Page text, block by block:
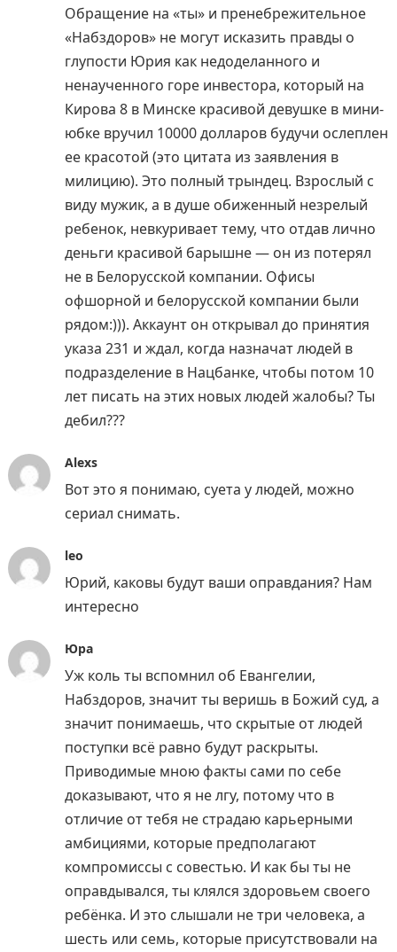
Обращение на «ты» и пренебрежительное
«Набздоров» не могут исказить правды о
глупости Юрия как недоделанного и
ненаученного горе инвестора, который на
Кирова 8 в Минске красивой девушке в мини-
юбке вручил 10000 долларов будучи ослеплен
ее красотой (это цитата из заявления в
милицию). Это полный трындец. Взрослый с
виду мужик, а в душе обиженный незрелый
ребенок, невкуривает тему, что отдав лично
деньги красивой барышне — он из потерял
не в Белорусской компании. Офисы
офшорной и белорусской компании были
рядом:))). Аккаунт он открывал до принятия
указа 231 и ждал, когда назначат людей в
подразделение в Нацбанке, чтобы потом 10
лет писать на этих новых людей жалобы? Ты
дебил???
Alexs
Вот это я понимаю, суета у людей, можно
сериал снимать.
leo
Юрий, каковы будут ваши оправдания? Нам
интересно
Юра
Уж коль ты вспомнил об Евангелии,
Набздоров, значит ты веришь в Божий суд, а
значит понимаешь, что скрытые от людей
поступки всё равно будут раскрыты.
Приводимые мною факты сами по себе
доказывают, что я не лгу, потому что в
отличие от тебя не страдаю карьерными
амбициями, которые предполагают
компромиссы с совестью. И как бы ты не
оправдывался, ты клялся здоровьем своего
ребёнка. И это слышали не три человека, а
шесть или семь, которые присутствовали на